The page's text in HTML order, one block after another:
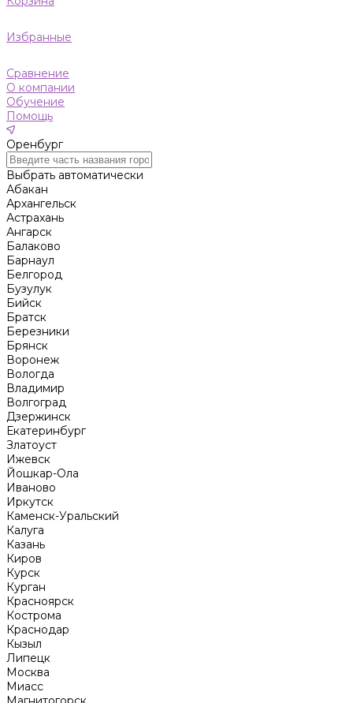
Избранные
Сравнение
О компании
Обучение
Помощь
Оренбург
Выбрать автоматически
Абакан
Архангельск
Астрахань
Ангарск
Балаково
Барнаул
Белгород
Бузулук
Бийск
Братск
Березники
Брянск
Воронеж
Вологда
Владимир
Волгоград
Дзержинск
Екатеринбург
Златоуст
Ижевск
Йошкар-Ола
Иваново
Иркутск
Каменск-Уральский
Калуга
Казань
Киров
Курск
Курган
Красноярск
Кострома
Краснодар
Кызыл
Липецк
Москва
Миасс